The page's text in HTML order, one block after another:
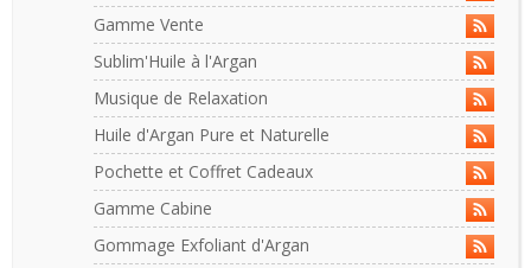
Gamme Vente
Sublim'Huile à l'Argan
Musique de Relaxation
Huile d'Argan Pure et Naturelle
Pochette et Coffret Cadeaux
Gamme Cabine
Gommage Exfoliant d'Argan